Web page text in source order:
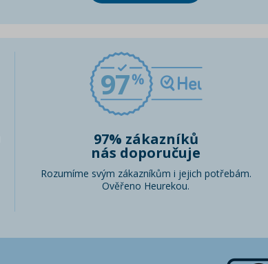
97
97% zákazníků
nás doporučuje
Rozumíme svým zákazníkům i jejich potřebám.
Ověřeno Heurekou.